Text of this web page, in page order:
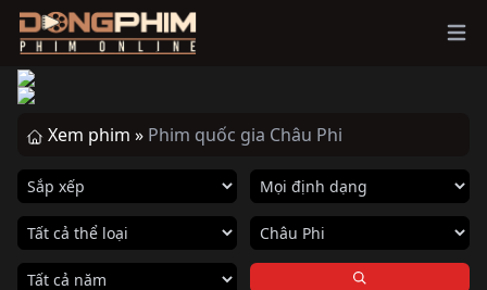
Xem phim » Phim quốc gia Châu Phi